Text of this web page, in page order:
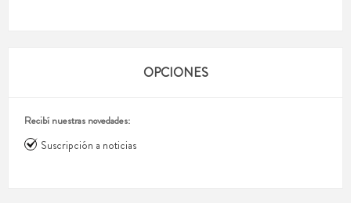
OPCIONES
Recibí nuestras novedades:
Suscripción a noticias